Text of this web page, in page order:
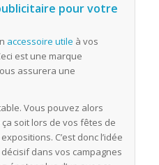
pour votre
accessoire utile à vos
est une marque
assurera une
Vous pouvez alors
soit lors de vos fêtes de
C’est donc l’idée
dans vos campagnes